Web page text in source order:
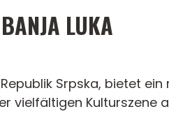
LUKA
Srpska, bietet
vielfältigen